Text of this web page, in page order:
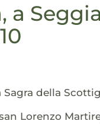
a
della
Lorenzo